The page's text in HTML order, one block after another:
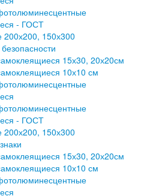
- ГОСТ
200х200, 150х300
15х30, 20х20см
10х10 см
- ГОСТ
200х200, 150х300
15х30, 20х20см
10х10 см